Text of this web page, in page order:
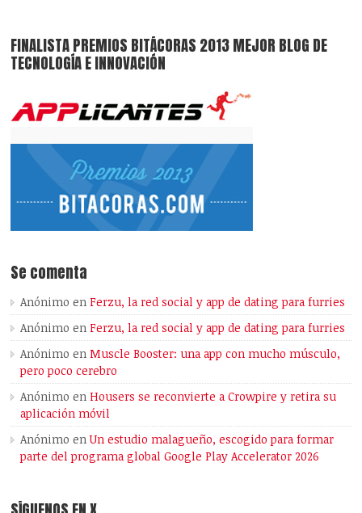
FINALISTA PREMIOS BITÁCORAS 2013 MEJOR BLOG DE
TECNOLOGÍA E INNOVACIÓN
Se comenta
Anónimo enFerzu, la red social y app de dating para furries
Anónimo enFerzu, la red social y app de dating para furries
Anónimo enMuscle Booster: una app con mucho músculo,
pero poco cerebro
Anónimo enHousers se reconvierte a Crowpire y retira su
aplicación móvil
Anónimo enUn estudio malagueño, escogido para formar
parte del programa global Google Play Accelerator 2026